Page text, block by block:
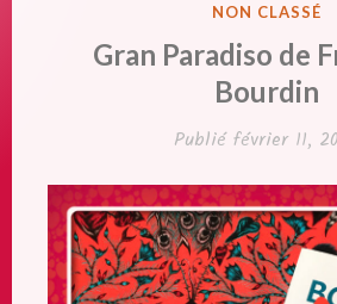
PUBLIÉ
NON CLASSÉ
Gran Paradiso de
Bourdin
Publié février 11,